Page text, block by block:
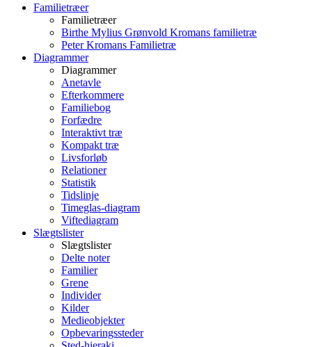
Familietræer
Familietræer
Birthe Mylius Grønvold Kromans familietræ
Peter Kromans Familietræ
Diagrammer
Diagrammer
Anetavle
Efterkommere
Familiebog
Forfædre
Interaktivt træ
Kompakt træ
Livsforløb
Relationer
Statistik
Tidslinje
Timeglas-diagram
Viftediagram
Slægtslister
Slægtslister
Delte noter
Familier
Grene
Individer
Kilder
Medieobjekter
Opbevaringssteder